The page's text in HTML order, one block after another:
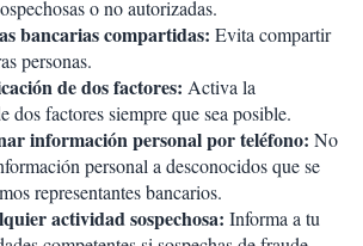
o no autorizadas.
bancarias compartidas: Evita compartir
personas.
de dos factores: Activa la
dos factores siempre que sea posible.
información personal por teléfono: No
personal a desconocidos que se
representantes bancarios.
actividad sospechosa: Informa a tu